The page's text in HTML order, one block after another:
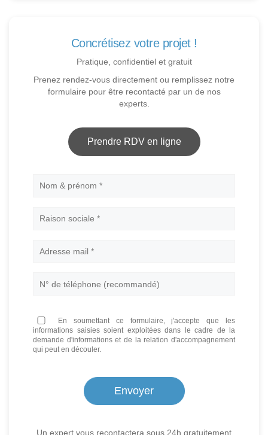
Concrétisez votre projet !
Pratique, confidentiel et gratuit
Prenez rendez-vous directement ou remplissez notre
formulaire pour être recontacté par un de nos
experts.
Prendre RDV en ligne
Nom
En soumettant ce formulaire, j'accepte que les
informations saisies soient exploitées dans le cadre de la
demande d'informations et de la relation d'accompagnement
qui peut en découler.
Un expert vous recontactera sous 24h gratuitement